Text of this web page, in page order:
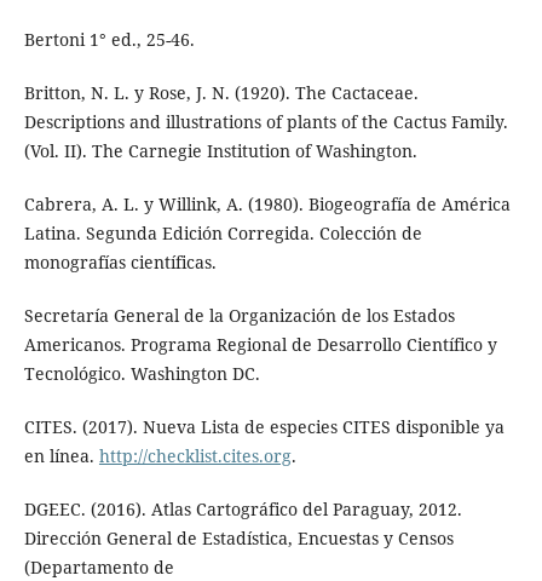
Bertoni 1° ed., 25-46.
Britton, N. L. y Rose, J. N. (1920). The Cactaceae.
Descriptions and illustrations of plants of the Cactus Family.
(Vol. II). The Carnegie Institution of Washington.
Cabrera, A. L. y Willink, A. (1980). Biogeografía de América
Latina. Segunda Edición Corregida. Colección de
monografías científicas.
Secretaría General de la Organización de los Estados
Americanos. Programa Regional de Desarrollo Científico y
Tecnológico. Washington DC.
CITES. (2017). Nueva Lista de especies CITES disponible ya
en línea. http://checklist.cites.org.
DGEEC. (2016). Atlas Cartográfico del Paraguay, 2012.
Dirección General de Estadística, Encuestas y Censos
(Departamento de